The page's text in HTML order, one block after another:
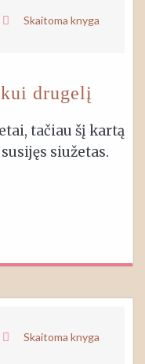
Skaitoma knyga
drugelį
tačiau šį kartą
siužetas.
Skaitoma knyga